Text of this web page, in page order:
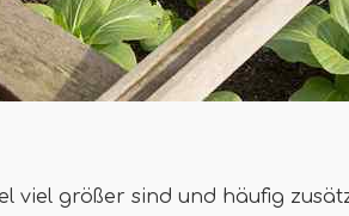
viel größer sind und häufig